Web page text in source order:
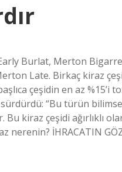
Burlat, Merton
Late. Birkaç kiraz
çeşidin en az %15’i
“Bu türün
kiraz çeşidi ağırlıklı
İHRACATIN